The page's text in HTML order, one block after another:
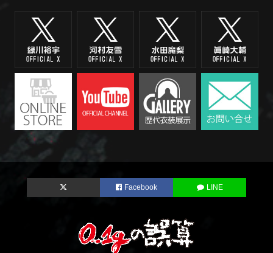
Facebook LINE